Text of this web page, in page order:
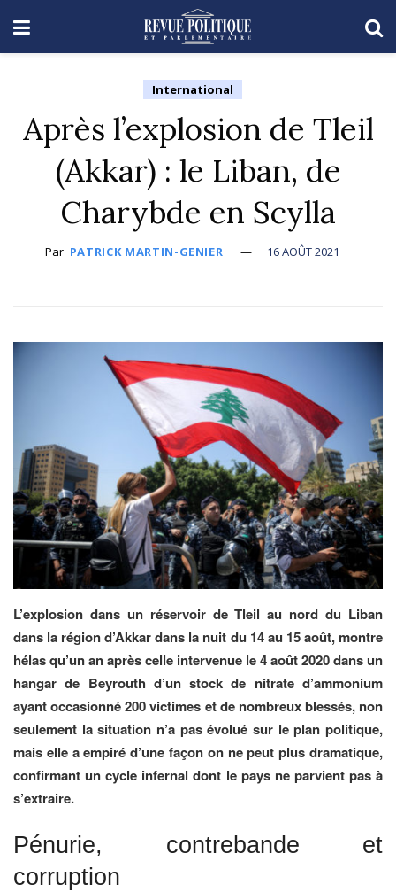
International
Après l’explosion de Tleil
(Akkar) : le Liban, de
Charybde en Scylla
Par PATRICK MARTIN-GENIER 16 AOÛT 2021
L’explosion dans un réservoir de Tleil au nord du Liban
dans la région d’Akkar dans la nuit du 14 au 15 août, montre
hélas qu’un an après celle intervenue le 4 août 2020 dans un
hangar de Beyrouth d’un stock de nitrate d’ammonium
ayant occasionné 200 victimes et de nombreux blessés, non
seulement la situation n’a pas évolué sur le plan politique,
mais elle a empiré d’une façon on ne peut plus dramatique,
confirmant un cycle infernal dont le pays ne parvient pas à
s’extraire.
Pénurie, contrebande et
corruption